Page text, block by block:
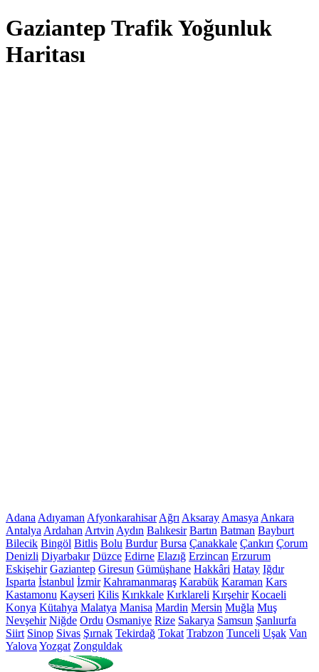
Gaziantep Trafik Yoğunluk
Haritası
Adana Adıyaman Afyonkarahisar Ağrı Aksaray Amasya Ankara
Antalya Ardahan Artvin Aydın Balıkesir Bartın Batman Bayburt
Bilecik Bingöl Bitlis Bolu Burdur Bursa Çanakkale Çankırı Çorum
Denizli Diyarbakır Düzce Edirne Elazığ Erzincan Erzurum
Eskişehir Gaziantep Giresun Gümüşhane Hakkâri Hatay Iğdır
Isparta İstanbul İzmir Kahramanmaraş Karabük Karaman Kars
Kastamonu Kayseri Kilis Kırıkkale Kırklareli Kırşehir Kocaeli
Konya Kütahya Malatya Manisa Mardin Mersin Muğla Muş
Nevşehir Niğde Ordu Osmaniye Rize Sakarya Samsun Şanlıurfa
Siirt Sinop Sivas Şırnak Tekirdağ Tokat Trabzon Tunceli Uşak Van
Yalova Yozgat Zonguldak